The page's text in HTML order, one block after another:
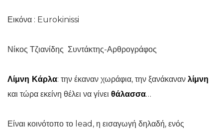
Εικόνα : Eurokinissi
Νίκος Τζιανίδης Συντάκτης-Αρθρογράφος
Λίμνη Κάρλα: την έκαναν χωράφια, την ξανάκαναν λίμνη
και τώρα εκείνη θέλει να γίνει θάλασσα…
Είναι κοινότοπο το lead, η εισαγωγή δηλαδή, ενός